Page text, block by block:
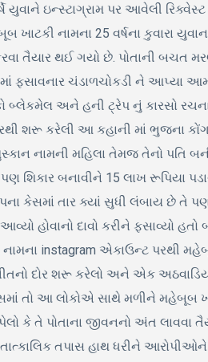
યુવાને ઇન્સ્ટાગ્રામ પર આવેલી
ખાટકી નામના 25 વર્ષના કુવારા
તૈયાર થઈ ગયો છે. પોતાની બચત
ફસાવનાર ચંડાળચોકડી ને આપ્યા
બ્લેકમેલ અને હની ટ્રેપ નું કારસો
શરૂ કરેલી આ કહાની માં ભુજના
નામની મહિલા તેમજ તેનો પતિ
શિકાર બનાવીને 15 લાખ રૂપિયા
કેસમાં તાર ક્યાં સુધી લંબાય છે
હોવાનો દાવો કરીને ફસાવ્યો
instagram એકાઉન્ટ પરથી
દોર શરૂ કરેલો અને એક
તો આ લોકોએ સાથે મળીને મહેબૂબ
કે તે પોતાના જીવનનો અંત લાવવા
તપાસ હાથ ધરીને